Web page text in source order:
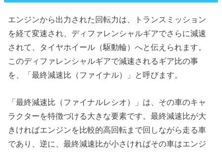
エンジンから出力された回転力は、トランスミッション
を経て変速され、ディファレンシャルギアでさらに減速
されて、タイヤホイール（駆動輪）へと伝えられます。
このディファレンシャルギアで減速されるギア比の事
を、「最終減速比（ファイナル）」と呼びます。
「最終減速比（ファイナルレシオ）」は、その車のキャ
ラクターを特徴づける大きな要素です。最終減速比が大
きければエンジンを比較的高回転まで回しながら走る車
であり、逆に、最終減速比が小さければその車はエンジ